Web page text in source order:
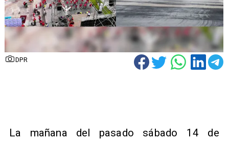
DPR
La mañana del pasado sábado 14 de